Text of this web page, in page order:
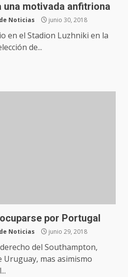
una motivada anfitriona
Noticias junio 30, 2018
en el Stadion Luzhniki en la
de...
por Portugal
Noticias junio 29, 2018
del Southampton,
Uruguay, mas asimismo